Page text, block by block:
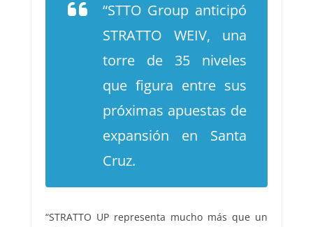
“STTO Group anticipó
STRATTO WEIV, una
torre de 35 niveles
que figura entre sus
próximas apuestas de
expansión en Santa
Cruz.
“STRATTO UP representa mucho más que un